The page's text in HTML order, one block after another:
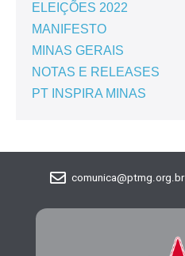
ELEIÇÕES 2022
MANIFESTO
MINAS GERAIS
NOTAS E RELEASES
PT INSPIRA MINAS
comunica@ptmg.org.br